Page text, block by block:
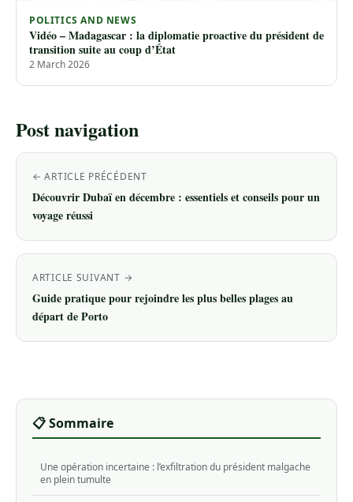
POLITICS AND NEWS
Vidéo – Madagascar : la diplomatie proactive du président de
transition suite au coup d’État
2 March 2026
Post navigation
← ARTICLE PRÉCÉDENT
Découvrir Dubaï en décembre : essentiels et conseils pour un
voyage réussi
ARTICLE SUIVANT →
Guide pratique pour rejoindre les plus belles plages au
départ de Porto
📋 Sommaire
Une opération incertaine : l’exfiltration du président malgache
en plein tumulte